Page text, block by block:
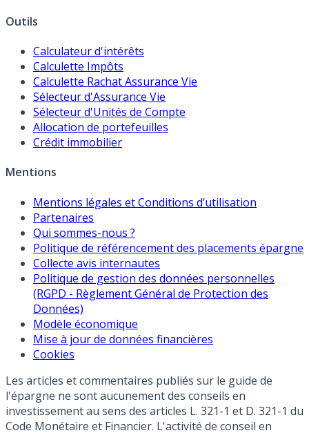
Outils
Calculateur d'intérêts
Calculette Impôts
Calculette Rachat Assurance Vie
Sélecteur d'Assurance Vie
Sélecteur d'Unités de Compte
Allocation de portefeuilles
Crédit immobilier
Mentions
Mentions légales et Conditions d’utilisation
Partenaires
Qui sommes-nous ?
Politique de référencement des placements épargne
Collecte avis internautes
Politique de gestion des données personnelles
(RGPD - Règlement Général de Protection des
Données)
Modèle économique
Mise à jour de données financières
Cookies
Les articles et commentaires publiés sur le guide de
l'épargne ne sont aucunement des conseils en
investissement au sens des articles L. 321-1 et D. 321-1 du
Code Monétaire et Financier. L'activité de conseil en